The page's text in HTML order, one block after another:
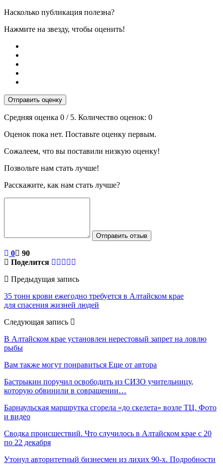
Насколько публикация полезна?
Нажмите на звезду, чтобы оценить!
Отправить оценку
Средняя оценка 0 / 5. Количество оценок: 0
Оценок пока нет. Поставьте оценку первым.
Сожалеем, что вы поставили низкую оценку!
Позвольте нам стать лучше!
Расскажите, как нам стать лучше?
Отправить отзыв
0
90
Поделится
Предыдущая запись
35 тонн крови ежегодно требуется в Алтайском крае
для спасения жизней людей
Следующая запись
В Алтайском крае установлен нерестовый запрет на ловлю
рыбы
Вам также могут понравиться Еще от автора
Бастрыкин поручил освободить из СИЗО учительницу,
которую обвинили в совращении…
Барнаульская маршрутка сгорела «до скелета» возле ТЦ. Фото
и видео
Сводка происшествий. Что случилось в Алтайском крае с 20
по 22 декабря
Утонул авторитетный бизнесмен из лихих 90-х. Подробности